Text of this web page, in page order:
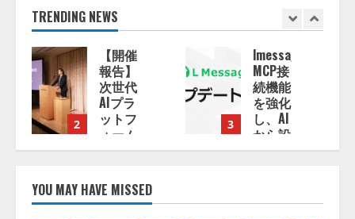
TRENDING NEWS
3
lmessage、
MCP接
続機能
を強化
し、AI
から設
定操作
機能を
拡充
4
【2026
年企業
のAI導
入・活
用に関
する調
査】AI
YOU MAY HAVE MISSED